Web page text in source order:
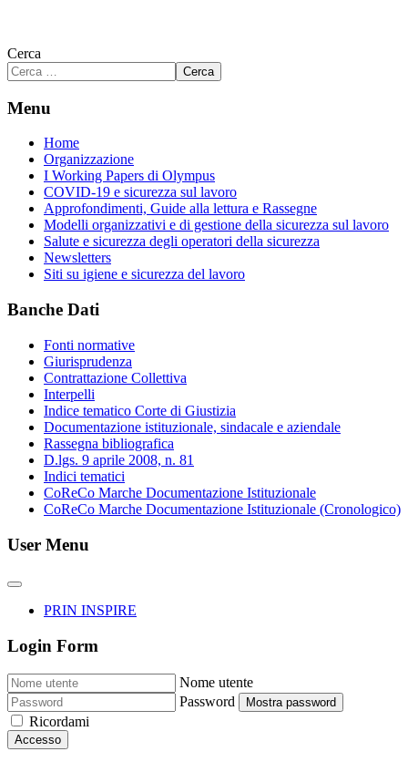
Cerca
Cerca
Menu
Home
Organizzazione
I Working Papers di Olympus
COVID-19 e sicurezza sul lavoro
Approfondimenti, Guide alla lettura e Rassegne
Modelli organizzativi e di gestione della sicurezza sul lavoro
Salute e sicurezza degli operatori della sicurezza
Newsletters
Siti su igiene e sicurezza del lavoro
Banche Dati
Fonti normative
Giurisprudenza
Contrattazione Collettiva
Interpelli
Indice tematico Corte di Giustizia
Documentazione istituzionale, sindacale e aziendale
Rassegna bibliografica
D.lgs. 9 aprile 2008, n. 81
Indici tematici
CoReCo Marche Documentazione Istituzionale
CoReCo Marche Documentazione Istituzionale (Cronologico)
User Menu
PRIN INSPIRE
Login Form
Nome utente
Password
Mostra password
Ricordami
Accesso